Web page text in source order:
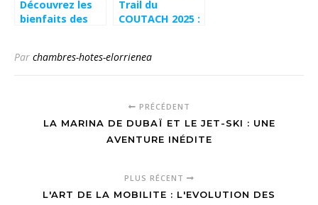
Découvrez les
bienfaits des
Trail du
COUTACH 2025 :
performance
la biodiversité
en Occitanie
Par chambres-hotes-elorrienea
PRÉCÉDENT
LA MARINA DE DUBAÏ ET LE JET-SKI : UNE
AVENTURE INÉDITE
PLUS RÉCENT
L'ART DE LA MOBILITE : L'EVOLUTION DES